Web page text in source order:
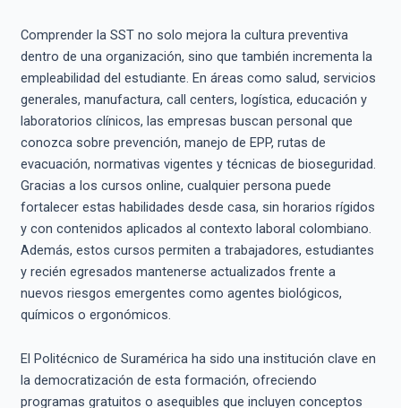
Comprender la SST no solo mejora la cultura preventiva
dentro de una organización, sino que también incrementa la
empleabilidad del estudiante. En áreas como salud, servicios
generales, manufactura, call centers, logística, educación y
laboratorios clínicos, las empresas buscan personal que
conozca sobre prevención, manejo de EPP, rutas de
evacuación, normativas vigentes y técnicas de bioseguridad.
Gracias a los cursos online, cualquier persona puede
fortalecer estas habilidades desde casa, sin horarios rígidos
y con contenidos aplicados al contexto laboral colombiano.
Además, estos cursos permiten a trabajadores, estudiantes
y recién egresados mantenerse actualizados frente a
nuevos riesgos emergentes como agentes biológicos,
químicos o ergonómicos.
El Politécnico de Suramérica ha sido una institución clave en
la democratización de esta formación, ofreciendo
programas gratuitos o asequibles que incluyen conceptos